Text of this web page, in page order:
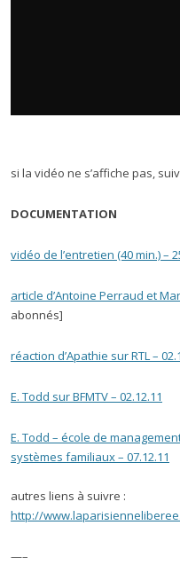
si la vidéo ne s’affiche pas,
DOCUMENTATION
vidéo de l’entretien (40 min.) –
article d’Antoine Perraud et
abonnés]
réaction d’Apathie sur RTL –
E. Todd sur BFMTV – 02.12.11
E. Todd – école de
systèmes familiaux – 07.12.11
autres liens à suivre :
http://
—–